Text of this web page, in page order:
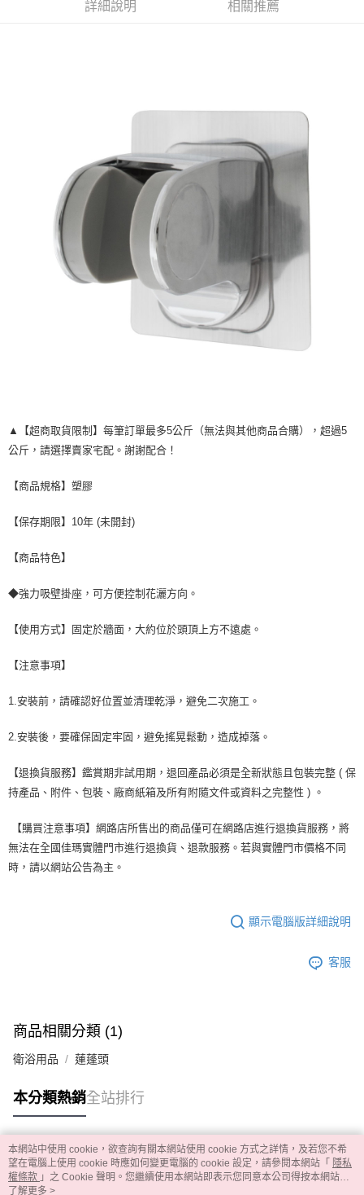
每筆NT$60，滿NT$599(含以上)免運費
每筆NT$120，滿NT$1,999(含以上)免運費
詳細說明 相關推薦
▲【超商取貨限制】每筆訂單最多5公斤（無法與其他商品合購），超過5
公斤，請選擇賣家宅配。謝謝配合！
【商品規格】塑膠
【保存期限】10年 (未開封)
【商品特色】
◆強力吸壁掛座，可方便控制花灑方向。
【使用方式】固定於牆面，大約位於頭頂上方不遠處。
【注意事項】
1.安裝前，請確認好位置並清理乾淨，避免二次施工。
2.安裝後，要確保固定牢固，避免搖晃鬆動，造成掉落。
【退換貨服務】鑑賞期非試用期，退回產品必須是全新狀態且包裝完整 ( 保
持產品、附件、包裝、廠商紙箱及所有附隨文件或資料之完整性 ) 。
【購買注意事項】網路店所售出的商品僅可在網路店進行退換貨服務，將
無法在全國佳瑪實體門市進行退換貨、退款服務。若與實體門市價格不同
時，請以網站公告為主。
顯示電腦版詳細說明
客服
商品相關分類 (1)
衛浴用品 蓮蓬頭
本分類熱銷全站排行
熱門標籤
本網站中使用 cookie，欲查詢有關本網站使用 cookie 方式之詳情，及若您不希
望在電腦上使用 cookie 時應如何變更電腦的 cookie 設定，請參閱本網站「 隱私
權條款 」之 Cookie 聲明。您繼續使用本網站即表示您同意本公司得按本網站使
用條款之 Cookie 聲明使用 cookie。
了解更多 >